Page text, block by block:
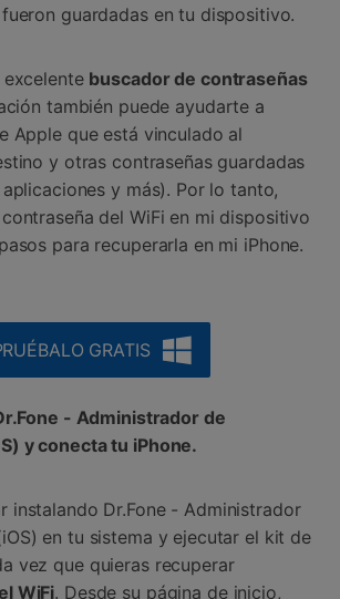
guardadas en tu dispositivo.󠀲󠀩󠀥󠀦󠀨󠀣󠀡󠀩󠀳
buscador de contraseñas
también puede ayudarte a
Apple que está vinculado al
y otras contraseñas guardadas
y más).󠀲󠀩󠀥󠀦󠀨󠀣󠀢󠀠󠀳 Por lo tanto,
del WiFi en mi dispositivo
para recuperarla en mi iPhone.
GRATIS
- Administrador de
y conecta tu iPhone󠀲󠀩󠀥󠀦󠀨󠀣󠀢󠀣󠀳.
instalando Dr.Fone - Administrador
en tu sistema y ejecutar el kit de
vez que quieras recuperar
WiFi.󠀲󠀩󠀥󠀦󠀨󠀣󠀢󠀤󠀳󠀰 Desde su página de inicio,